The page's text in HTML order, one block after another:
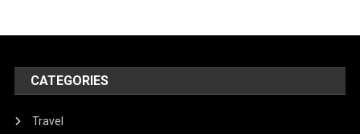
CATEGORIES
Travel